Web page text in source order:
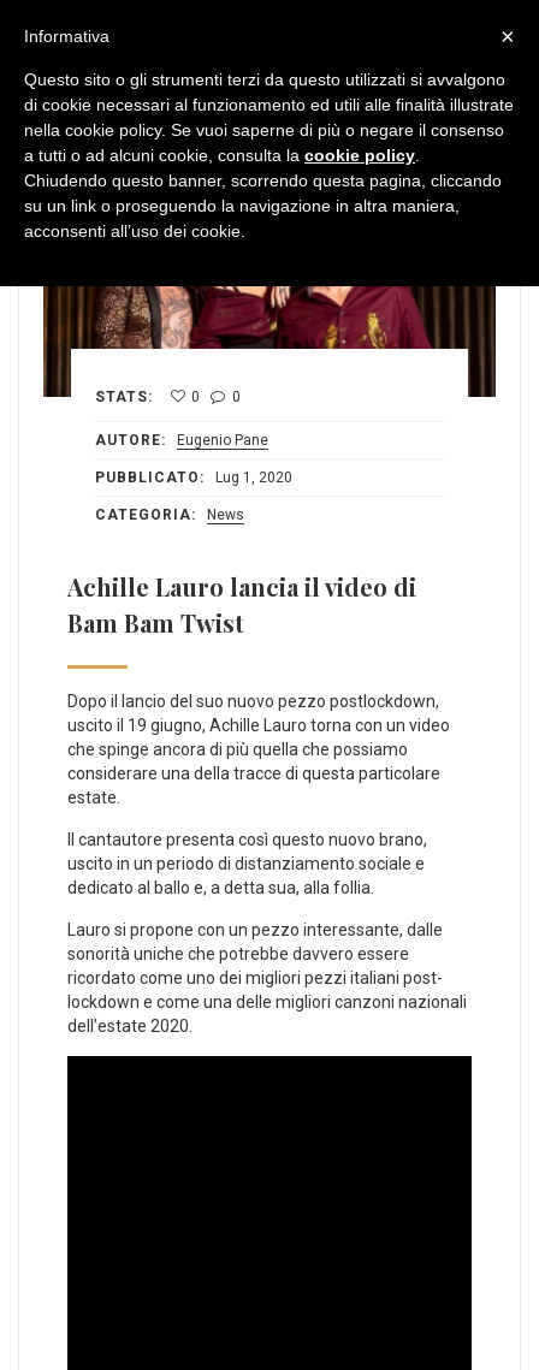
STATS: 0 0
AUTORE: Eugenio Pane
PUBBLICATO: Lug 1, 2020
CATEGORIA: News
Achille Lauro lancia il video di
Bam Bam Twist
Dopo il lancio del suo nuovo pezzo postlockdown,
uscito il 19 giugno, Achille Lauro torna con un video
che spinge ancora di più quella che possiamo
considerare una della tracce di questa particolare
estate.
Il cantautore presenta così questo nuovo brano,
uscito in un periodo di distanziamento sociale e
dedicato al ballo e, a detta sua, alla follia.
Lauro si propone con un pezzo interessante, dalle
sonorità uniche che potrebbe davvero essere
ricordato come uno dei migliori pezzi italiani post-
lockdown e come una delle migliori canzoni nazionali
dell’estate 2020.
×
Informativa
Questo sito o gli strumenti terzi da questo utilizzati si avvalgono
di cookie necessari al funzionamento ed utili alle finalità illustrate
nella cookie policy. Se vuoi saperne di più o negare il consenso
a tutti o ad alcuni cookie, consulta la cookie policy
Chiudendo questo banner, scorrendo questa pagina, cliccando
su un link o proseguendo la navigazione in altra maniera,
acconsenti all’uso dei cookie.